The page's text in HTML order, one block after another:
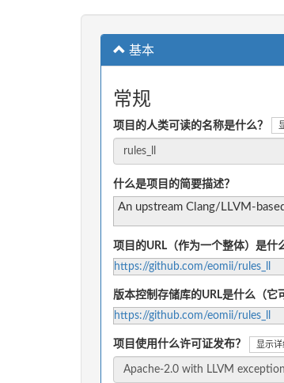
基本
常规
项目的人类可读的名称是什么？
什么是项目的简要描述？
An upstream Clang/LLVM-
项目的URL（作为一个整体）是什
https://github.com/eomii/rules_ll
版本控制存储库的URL是什么（它
https://github.com/eomii/rules_ll
项目使用什么许可证发布？ 显示